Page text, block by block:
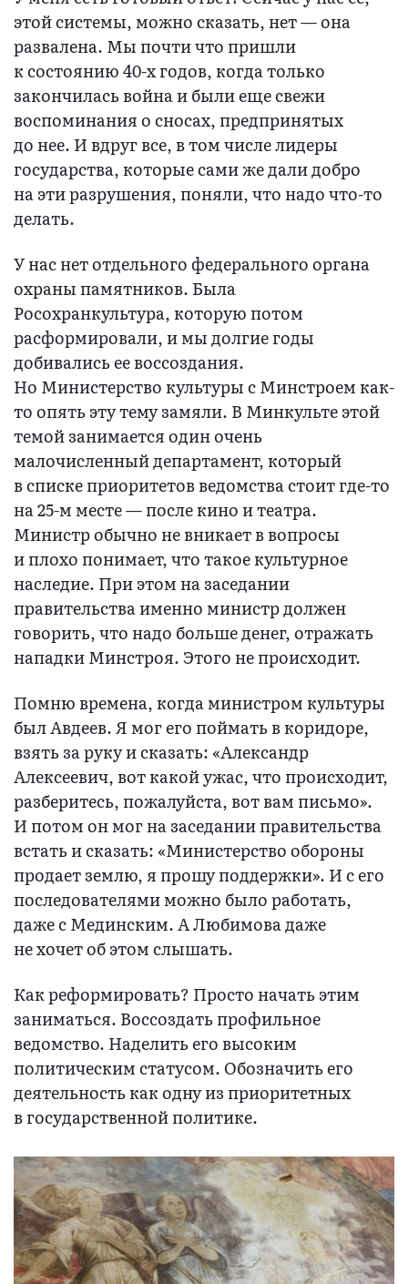
этой системы, можно сказать, нет — она
развалена. Мы почти что пришли
к состоянию 40-х годов, когда только
закончилась война и были еще свежи
воспоминания о сносах, предпринятых
до нее. И вдруг все, в том числе лидеры
государства, которые сами же дали добро
на эти разрушения, поняли, что надо что-то
делать.
У нас нет отдельного федерального органа
охраны памятников. Была
Росохранкультура, которую потом
расформировали, и мы долгие годы
добивались ее воссоздания.
Но Министерство культуры с Минстроем как-
то опять эту тему замяли. В Минкульте этой
темой занимается один очень
малочисленный департамент, который
в списке приоритетов ведомства стоит где-то
на 25-м месте — после кино и театра.
Министр обычно не вникает в вопросы
и плохо понимает, что такое культурное
наследие. При этом на заседании
правительства именно министр должен
говорить, что надо больше денег, отражать
нападки Минстроя. Этого не происходит.
Помню времена, когда министром культуры
был Авдеев. Я мог его поймать в коридоре,
взять за руку и сказать: «Александр
Алексеевич, вот какой ужас, что происходит,
разберитесь, пожалуйста, вот вам письмо».
И потом он мог на заседании правительства
встать и сказать: «Министерство обороны
продает землю, я прошу поддержки». И с его
последователями можно было работать,
даже с Мединским. А Любимова даже
не хочет об этом слышать.
Как реформировать? Просто начать этим
заниматься. Воссоздать профильное
ведомство. Наделить его высоким
политическим статусом. Обозначить его
деятельность как одну из приоритетных
в государственной политике.